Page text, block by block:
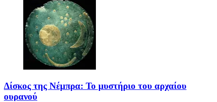
Δίσκος της Νέμπρα: Το μυστήριο του αρχαίου
ουρανού